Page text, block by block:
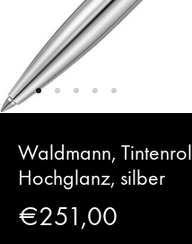
Waldmann,
Hochglanz, silber
€251,00